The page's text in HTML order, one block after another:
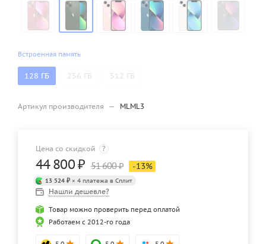
Встроенная память
128 ГБ 256 ГБ 512 ГБ
Артикул производителя — MLML3
Цена со скидкой ?
44 800₽ 51 600₽ -13%
13 524 ₽ × 4 платежа в Сплит
Нашли дешевле?
Товар можно проверить перед оплатой
Работаем с 2012-го года